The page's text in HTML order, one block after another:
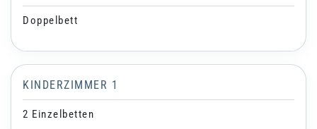
Doppelbett
KINDERZIMMER 1
2 Einzelbetten